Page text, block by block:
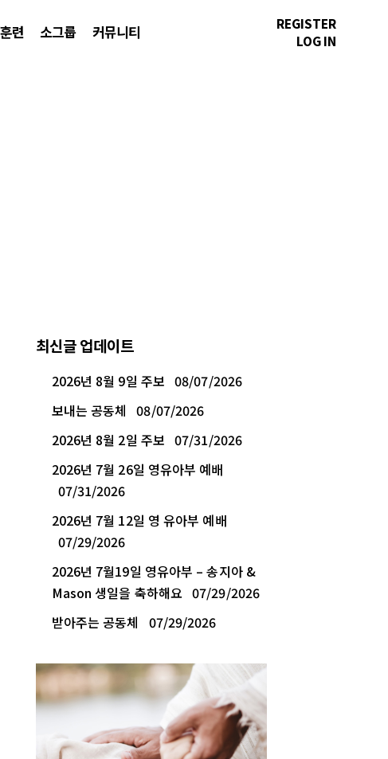
련 소그룹 커뮤니티
REGISTER
LOG IN
최신글 업데이트
2026년 8월 9일 주보 08/07/2026
보내는 공동체 08/07/2026
2026년 8월 2일 주보 07/31/2026
2026년 7월 26일 영유아부 예배
07/31/2026
2026년 7월 12일 영 유아부 예배
07/29/2026
2026년 7월19일 영유아부 – 송지아 &
Mason 생일을 축하해요 07/29/2026
받아주는 공동체
07/29/2026